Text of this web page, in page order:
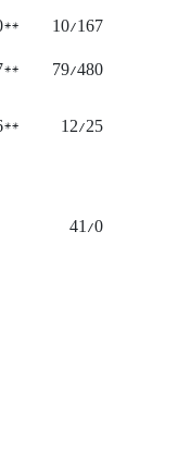
10/167
**20/190
79/480
**71/497
12/25
**26/56
41/0